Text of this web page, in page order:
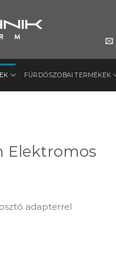
FÜRDŐSZOBAI TERMÉKEK
Elektromos
adapterrel